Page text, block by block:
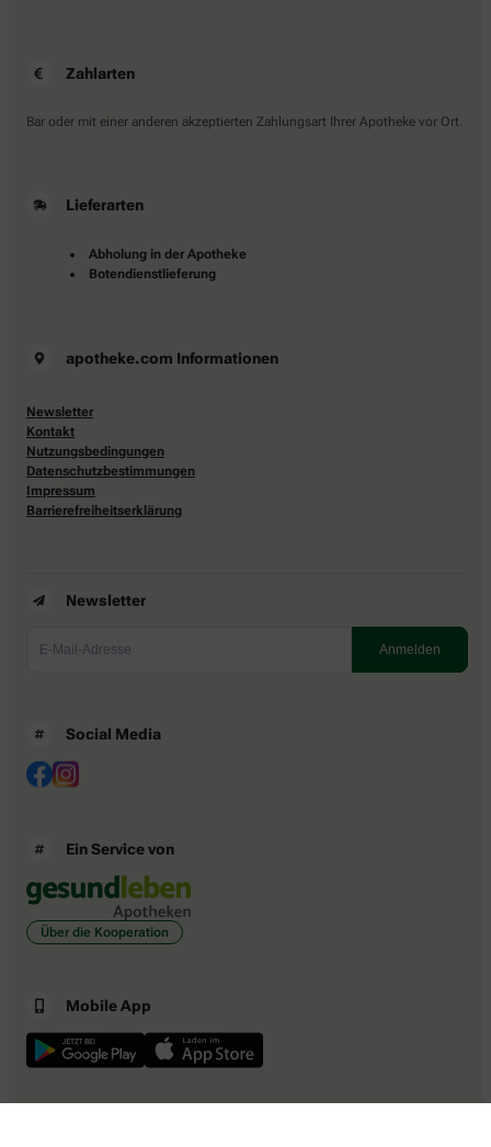
Zahlarten
Bar oder mit einer anderen akzeptierten Zahlungsart Ihrer Apotheke vor Ort.
Lieferarten
Abholung in der Apotheke
Botendienstlieferung
apotheke.com Informationen
Newsletter
Kontakt
Nutzungsbedingungen
Datenschutzbestimmungen
Impressum
Barrierefreiheitserklärung
Newsletter
Social Media
Ein Service von
Über die Kooperation
Mobile App